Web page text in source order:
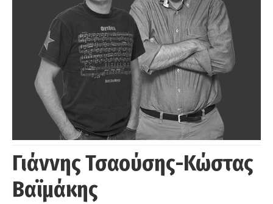
Γιάννης Τσαούσης-Κώστας
Βαϊμάκης